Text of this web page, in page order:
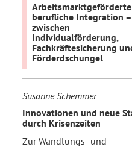
Arbeitsmarktgeförderte
berufliche Integration –
zwischen
Individualförderung,
Fachkräftesicherung
Förderdschungel
Susanne Schemmer
Innovationen und neue
durch Krisenzeiten
Zur Wandlungs- und